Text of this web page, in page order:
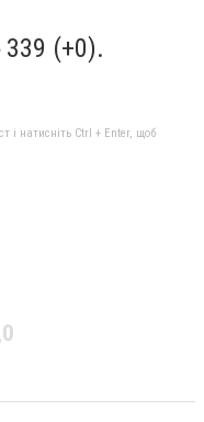
339 (+0).
і натисніть Ctrl + Enter, щоб